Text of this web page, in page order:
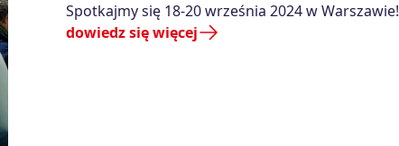
Spotkajmy się 18-20 września 2024 w Warszawie!
dowiedz się więcej